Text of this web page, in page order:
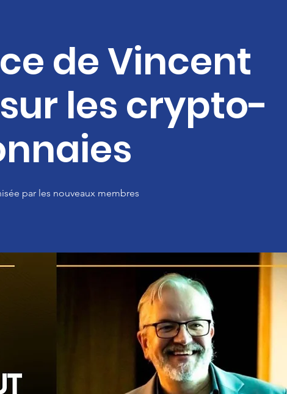
de Vincent
les crypto-
par les nouveaux membres